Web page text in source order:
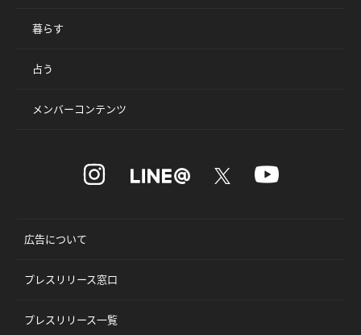
暮らす
占う
メンバーコンテンツ
広告について
プレスリリース窓口
プレスリリース一覧